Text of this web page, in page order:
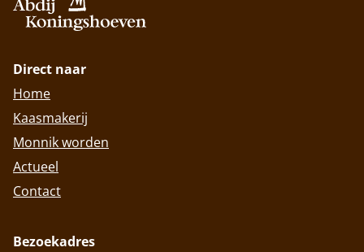
Direct naar
Home
Kaasmakerij
Monnik worden
Actueel
Contact
Bezoekadres